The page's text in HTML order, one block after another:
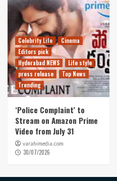
Celebrity Life
Cinema
Editors pick
Hyderabad NEWS
Life style
press release
Top News
Trending
‘Police Complaint’ to
Stream on Amazon Prime
Video from July 31
varahimedia.com
30/07/2026